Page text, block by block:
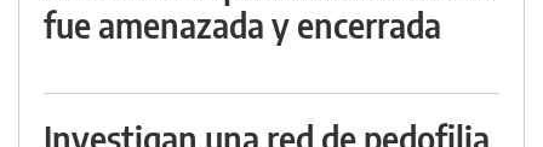
fue amenazada y encerrada
Investigan una red de pedofilia